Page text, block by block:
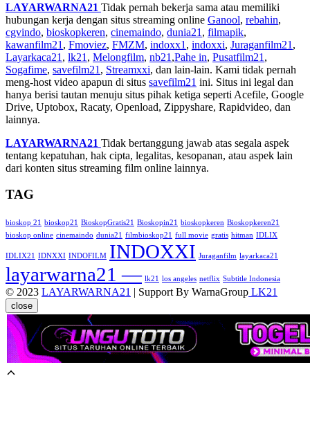
LAYARWARNA21 Tidak pernah bekerja sama atau memiliki
hubungan kerja dengan situs streaming online Ganool, rebahin,
cgvindo, bioskopkeren, cinemaindo, dunia21 , filmapik,
kawanfilm21 , Fmoviez, FMZM, indoxx1 , indoxxi, Juraganfilm21 ,
Layarkaca21 , lk21 , Melongfilm, nb21 ,Pahe in, Pusatfilm21 ,
Sogafime, savefilm21 , Streamxxi, dan lain-lain. Kami tidak pernah
meng-host video apapun di situs savefilm21 ini. Situs ini legal dan
hanya berisi tautan menuju situs pihak ketiga seperti Acefile, Google
Drive, Uptobox, Racaty, Openload, Zippyshare, Rapidvideo, dan
lainnya.
LAYARWARNA21 Tidak bertanggung jawab atas segala aspek
tentang kepatuhan, hak cipta, legalitas, kesopanan, atau aspek lain
dari konten situs streaming film online lainnya.
TAG
bioskop 21 bioskop21 BioskopGratis21 Bioskopin21 bioskopkeren Bioskopkeren21
bioskop online cinemaindo dunia21 filmbioskop21 full movie gratis hitman IDLIX
IDLIX21 IDNXXI INDOFILM INDOXXI Juraganfilm layarkaca21
layarwarna21 — lk21 los angeles netflix Subtitle Indonesia
© 2023 LAYARWARNA21 | Support By WarnaGroup LK21
close